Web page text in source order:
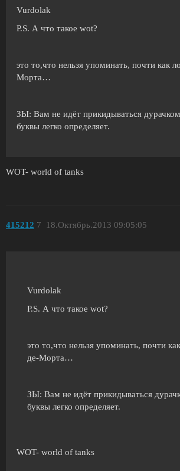
Vurdolak
P.S. А что такое wot?
это то,что нельзя упоминать, почти как
Морта…
ЗЫ: Вам не идёт прикидываться
буквы легко определяет.
WOT- world of tanks
415212 18.Октябрь.2013 09:05:05
7
Vurdolak
P.S. А что такое wot?
это то,что нельзя упоминать, почти
де-Морта…
ЗЫ: Вам не идёт прикидываться
буквы легко определяет.
WOT- world of tanks